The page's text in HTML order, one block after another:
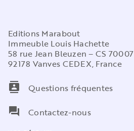
Editions Marabout
Immeuble Louis Hachette
58 rue Jean Bleuzen – CS 70007
92178 Vanves CEDEX, France
contacts
Questions fréquentes
question_answer
Contactez-nous